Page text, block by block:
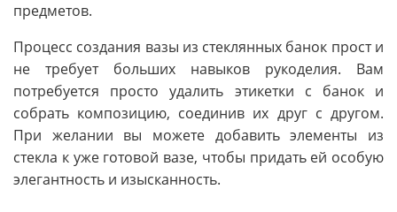
предметов.
Процесс создания вазы из стеклянных банок прост и
не требует больших навыков рукоделия. Вам
потребуется просто удалить этикетки с банок и
собрать композицию, соединив их друг с другом.
При желании вы можете добавить элементы из
стекла к уже готовой вазе, чтобы придать ей особую
элегантность и изысканность.